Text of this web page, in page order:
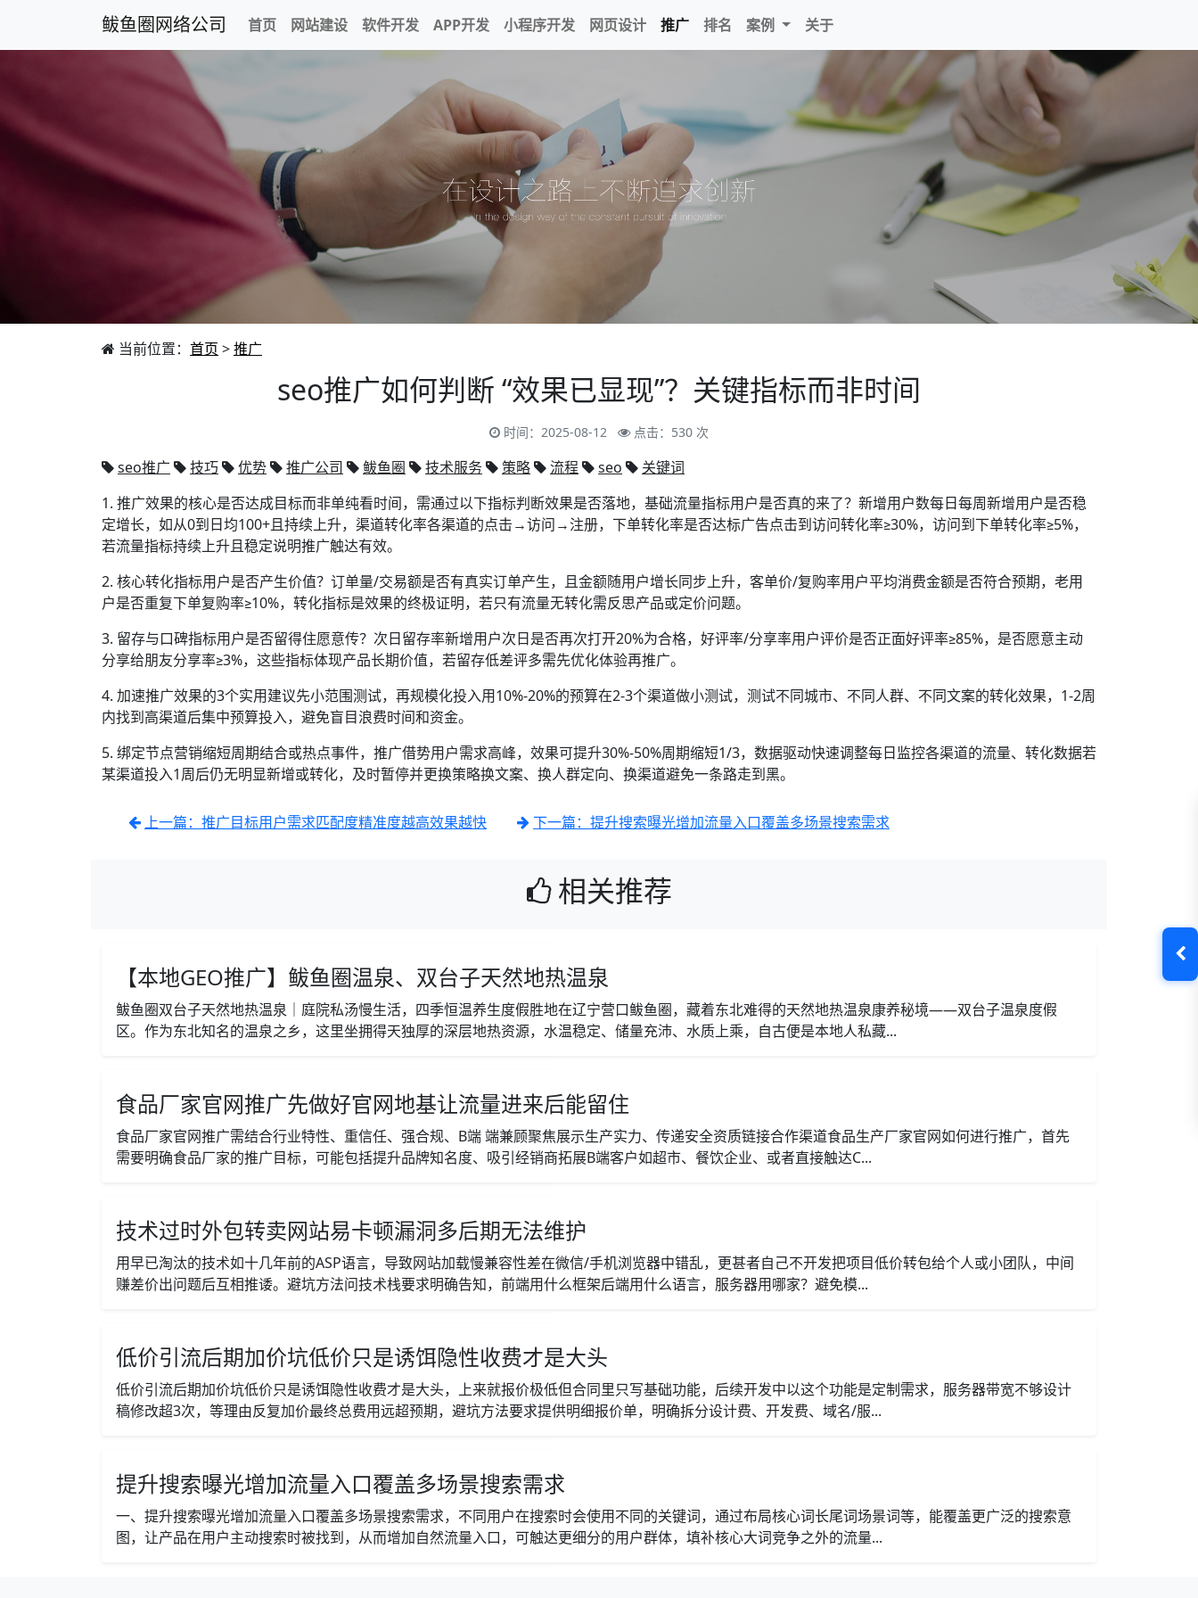
鲅鱼圈网络公司 首页 网站建设 软件开发 APP开发 小程序开发 网页设计 推广 排名 案例 关于
当前位置： 首页 >推广
seo推广如何判断 “效果已显现”？关键指标而非时间
时间：2025-08-12 点击：530 次
seo推广 技巧 优势 推广公司 鲅鱼圈 技术服务 策略 流程 seo
关键词
1. 推广效果的核心是否达成目标而非单纯看时间，需通过以下指标判断效果是否落地，基础流量指标用户是否真的来了？新增用户数每日每周新增用户是否稳
定增长，如从0到日均100+且持续上升，渠道转化率各渠道的点击→访问→注册，下单转化率是否达标广告点击到访问转化率≥30%，访问到下单转化率≥5%，
若流量指标持续上升且稳定说明推广触达有效。
2. 核心转化指标用户是否产生价值？订单量/交易额是否有真实订单产生，且金额随用户增长同步上升，客单价/复购率用户平均消费金额是否符合预期，老用
户是否重复下单复购率≥10%，转化指标是效果的终极证明，若只有流量无转化需反思产品或定价问题。
3. 留存与口碑指标用户是否留得住愿意传？次日留存率新增用户次日是否再次打开20%为合格，好评率/分享率用户评价是否正面好评率≥85%，是否愿意主动
分享给朋友分享率≥3%，这些指标体现产品长期价值，若留存低差评多需先优化体验再推广。
4. 加速推广效果的3个实用建议先小范围测试，再规模化投入用10%-20%的预算在2-3个渠道做小测试，测试不同城市、不同人群、不同文案的转化效果，1-2周
内找到高渠道后集中预算投入，避免盲目浪费时间和资金。
5. 绑定节点营销缩短周期结合或热点事件，推广借势用户需求高峰，效果可提升30%-50%周期缩短1/3，数据驱动快速调整每日监控各渠道的流量、转化数据若
某渠道投入1周后仍无明显新增或转化，及时暂停并更换策略换文案、换人群定向、换渠道避免一条路走到黑。
上一篇：推广目标用户需求匹配度精准度越高效果越快 下一篇：提升搜索曝光增加流量入口覆盖多场景搜索需求
相关推荐
【本地GEO推广】鲅鱼圈温泉、双台子天然地热温泉
鲅鱼圈双台子天然地热温泉｜庭院私汤慢生活，四季恒温养生度假胜地在辽宁营口鲅鱼圈，藏着东北难得的天然地热温泉康养秘境——双台子温泉度假
区。作为东北知名的温泉之乡，这里坐拥得天独厚的深层地热资源，水温稳定、储量充沛、水质上乘，自古便是本地人私藏...
食品厂家官网推广先做好官网地基让流量进来后能留住
食品厂家官网推广需结合行业特性、重信任、强合规、B端 端兼顾聚焦展示生产实力、传递安全资质链接合作渠道食品生产厂家官网如何进行推广，首先
需要明确食品厂家的推广目标，可能包括提升品牌知名度、吸引经销商拓展B端客户如超市、餐饮企业、或者直接触达C...
技术过时外包转卖网站易卡顿漏洞多后期无法维护
用早已淘汰的技术如十几年前的ASP语言，导致网站加载慢兼容性差在微信/手机浏览器中错乱，更甚者自己不开发把项目低价转包给个人或小团队，中间
赚差价出问题后互相推诿。避坑方法问技术栈要求明确告知，前端用什么框架后端用什么语言，服务器用哪家？避免模...
低价引流后期加价坑低价只是诱饵隐性收费才是大头
低价引流后期加价坑低价只是诱饵隐性收费才是大头，上来就报价极低但合同里只写基础功能，后续开发中以这个功能是定制需求，服务器带宽不够设计
稿修改超3次，等理由反复加价最终总费用远超预期，避坑方法要求提供明细报价单，明确拆分设计费、开发费、域名/服...
提升搜索曝光增加流量入口覆盖多场景搜索需求
一、提升搜索曝光增加流量入口覆盖多场景搜索需求，不同用户在搜索时会使用不同的关键词，通过布局核心词长尾词场景词等，能覆盖更广泛的搜索意
图，让产品在用户主动搜索时被找到，从而增加自然流量入口，可触达更细分的用户群体，填补核心大词竞争之外的流量...